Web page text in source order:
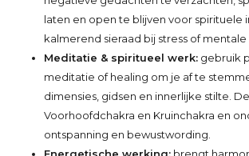
laten en open te blijven voor spirituele
kalmerend sieraad bij stress of mentale
Meditatie & spiritueel werk: gebruik
meditatie of healing om je af te
dimensies, gidsen en innerlijke stilte.
Voorhoofdchakra en Kruinchakra en
ontspanning en bewustwording.
Energetische werking: brengt